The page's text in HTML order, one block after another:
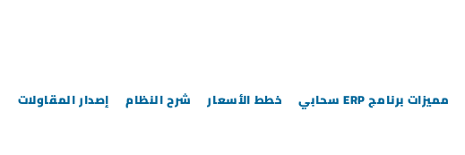
مميزات برنامج ERP سحابي خطط الأسعار شرح النظام إصدار المقاولات